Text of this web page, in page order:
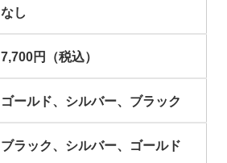
なし
7,700円（税込）
ゴールド、シルバー、ブラック
ブラック、シルバー、ゴールド